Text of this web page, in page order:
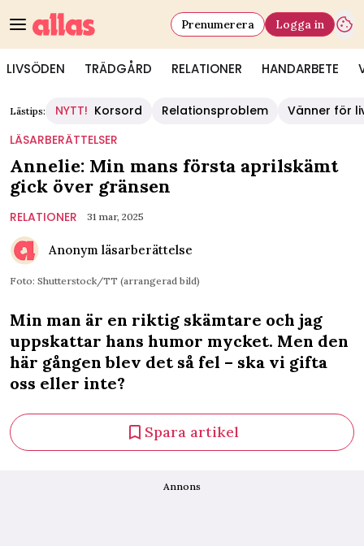
LIVSÖDEN TRÄDGÅRD RELATIONER HANDARBETE
Prenumerera Logga in
Lästips: NYTT! Korsord Relationsproblem
Vänner för
LÄSARBERÄTTELSER
Annelie: Min mans första aprilskämt
gick över gränsen
RELATIONER 31 mar, 2025
Anonym läsarberättelse
Foto: Shutterstock/TT (arrangerad bild)
Min man är en riktig skämtare och jag
uppskattar hans humor mycket. Men den
här gången blev det så fel – ska vi gifta
oss eller inte?
Spara artikel
Annons